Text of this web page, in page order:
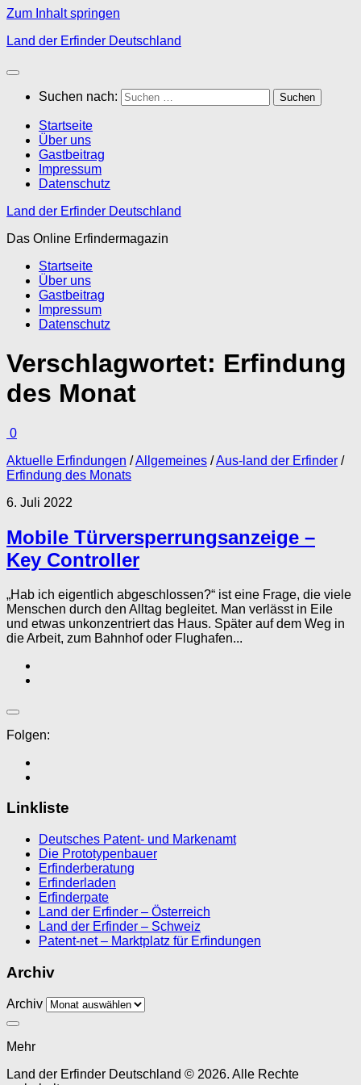
Zum Inhalt springen
Land der Erfinder Deutschland
Suchen nach:
Startseite
Über uns
Gastbeitrag
Impressum
Datenschutz
Land der Erfinder Deutschland
Das Online Erfindermagazin
Startseite
Über uns
Gastbeitrag
Impressum
Datenschutz
Verschlagwortet: Erfindung
des Monat
0
Aktuelle Erfindungen /Allgemeines /Aus-land der Erfinder /
Erfindung des Monats
6. Juli 2022
Mobile Türversperrungsanzeige –
Key Controller
„Hab ich eigentlich abgeschlossen?“ ist eine Frage, die viele
Menschen durch den Alltag begleitet. Man verlässt in Eile
und etwas unkonzentriert das Haus. Später auf dem Weg in
die Arbeit, zum Bahnhof oder Flughafen...
Folgen:
Linkliste
Deutsches Patent- und Markenamt
Die Prototypenbauer
Erfinderberatung
Erfinderladen
Erfinderpate
Land der Erfinder – Österreich
Land der Erfinder – Schweiz
Patent-net – Marktplatz für Erfindungen
Archiv
Archiv
Mehr
Land der Erfinder Deutschland © 2026. Alle Rechte